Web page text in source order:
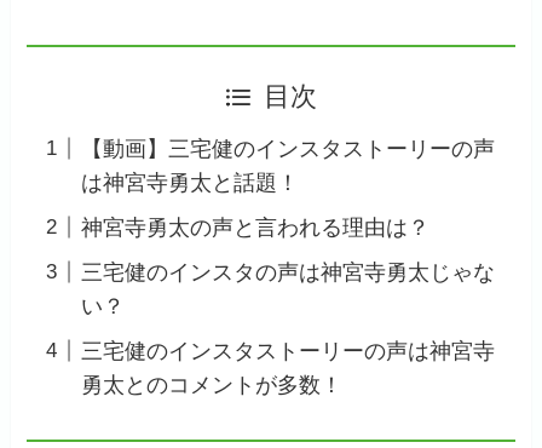
目次
【動画】三宅健のインスタストーリーの声
は神宮寺勇太と話題！
神宮寺勇太の声と言われる理由は？
三宅健のインスタの声は神宮寺勇太じゃな
い？
三宅健のインスタストーリーの声は神宮寺
勇太とのコメントが多数！